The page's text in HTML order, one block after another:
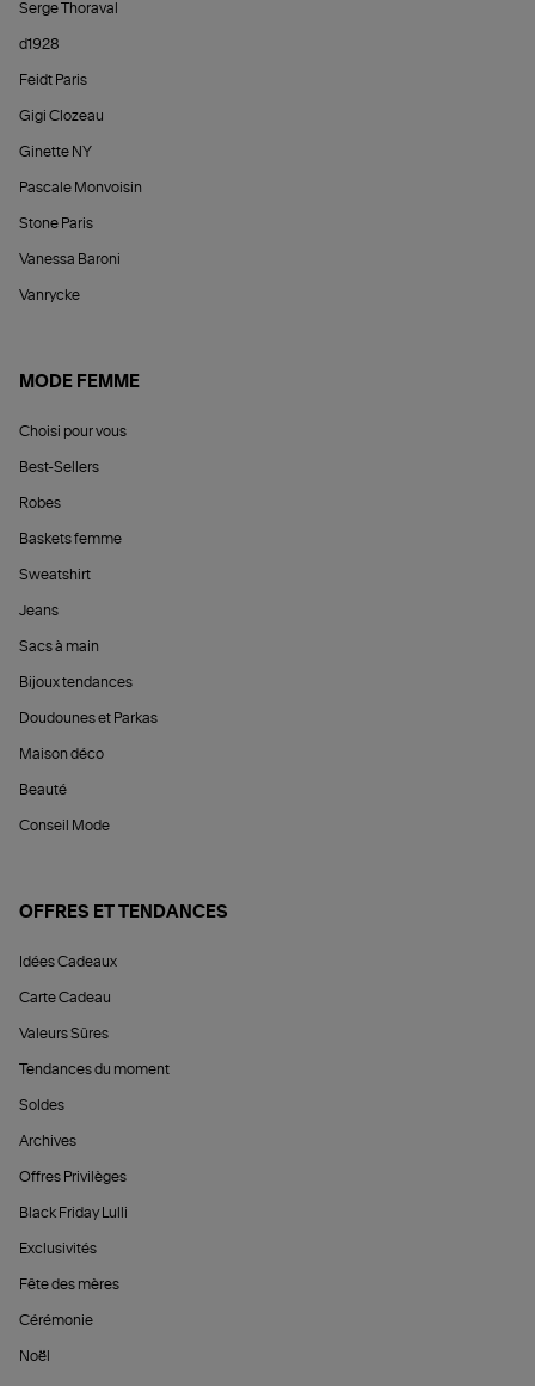
Serge Thoraval
d1928
Feidt Paris
Gigi Clozeau
Ginette NY
Pascale Monvoisin
Stone Paris
Vanessa Baroni
Vanrycke
MODE FEMME
Choisi pour vous
Best-Sellers
Robes
Baskets femme
Sweatshirt
Jeans
Sacs à main
Bijoux tendances
Doudounes et Parkas
Maison déco
Beauté
Conseil Mode
OFFRES ET TENDANCES
Idées Cadeaux
Carte Cadeau
Valeurs Sûres
Tendances du moment
Soldes
Archives
Offres Privilèges
Black Friday Lulli
Exclusivités
Fête des mères
Cérémonie
Noël